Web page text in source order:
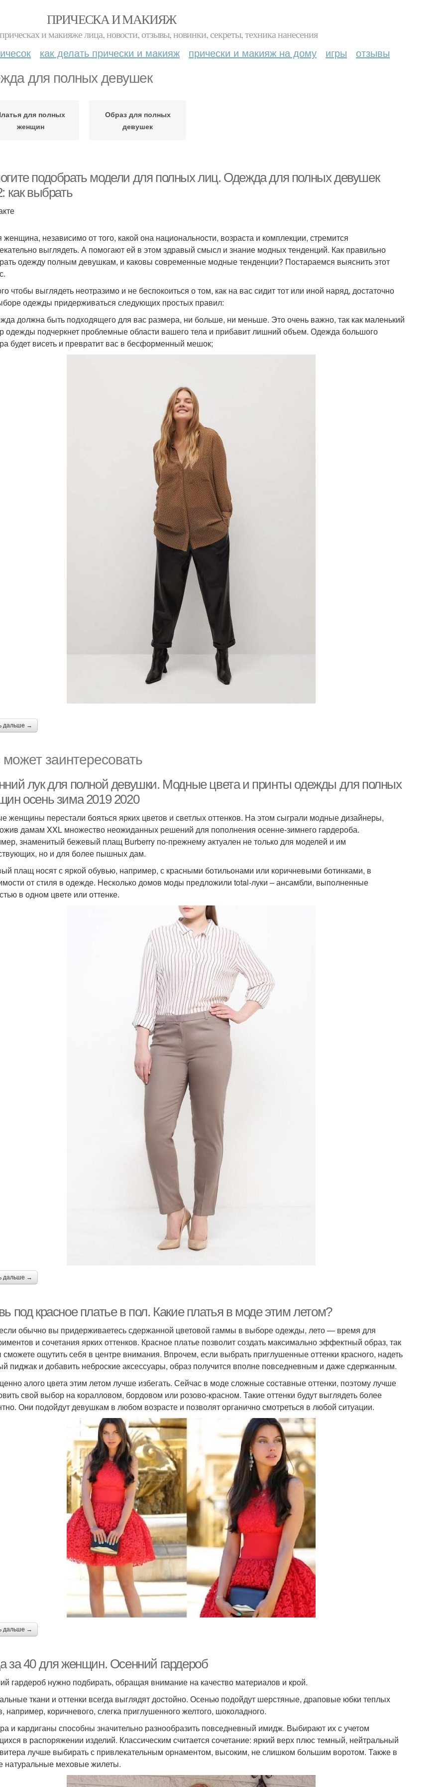
ПРИЧЕСКА И МАКИЯЖ
и макияже лица, новости, отзывы, новинки, секреты, техника нанесения
как делать прически и макияж прически и макияж на дому игры отзывы
для полных девушек
для полных
женщин
Образ для полных
девушек
подобрать модели для полных лиц. Одежда для полных девушек
как выбрать
независимо от того, какой она национальности, возраста и комплекции, стремится
выглядеть. А помогают ей в этом здравый смысл и знание модных тенденций. Как правильно
одежду полным девушкам, и каковы современные модные тенденции? Постараемся выяснить этот
чтобы выглядеть неотразимо и не беспокоиться о том, как на вас сидит тот или иной наряд, достаточно
одежды придерживаться следующих простых правил:
должна быть подходящего для вас размера, ни больше, ни меньше. Это очень важно, так как маленький
одежды подчеркнет проблемные области вашего тела и прибавит лишний объем. Одежда большого
будет висеть и превратит вас в бесформенный мешок;
дальше →
заинтересовать
лук для полной девушки. Модные цвета и принты одежды для полных
осень зима 2019 2020
женщины перестали бояться ярких цветов и светлых оттенков. На этом сыграли модные дизайнеры,
дамам XXL множество неожиданных решений для пополнения осенне-зимнего гардероба.
знаменитый бежевый плащ Burberry по-прежнему актуален не только для моделей и им
но и для более пышных дам.
плащ носят с яркой обувью, например, с красными ботильонами или коричневыми ботинками, в
от стиля в одежде. Несколько домов моды предложили total-луки – ансамбли, выполненные
в одном цвете или оттенке.
дальше →
под красное платье в пол. Какие платья в моде этим летом?
обычно вы придерживаетесь сдержанной цветовой гаммы в выборе одежды, лето — время для
и сочетания ярких оттенков. Красное платье позволит создать максимально эффектный образ, так
сможете ощутить себя в центре внимания. Впрочем, если выбрать приглушенные оттенки красного, надеть
пиджак и добавить неброские аксессуары, образ получится вполне повседневным и даже сдержанным.
алого цвета этим летом лучше избегать. Сейчас в моде сложные составные оттенки, поэтому лучше
свой выбор на коралловом, бордовом или розово-красном. Такие оттенки будут выглядеть более
Они подойдут девушкам в любом возрасте и позволят органично смотреться в любой ситуации.
дальше →
за 40 для женщин. Осенний гардероб
гардероб нужно подбирать, обращая внимание на качество материалов и крой.
ткани и оттенки всегда выглядят достойно. Осенью подойдут шерстяные, драповые юбки теплых
например, коричневого, слегка приглушенного желтого, шоколадного.
и кардиганы способны значительно разнообразить повседневный имидж. Выбирают их с учетом
в распоряжении изделий. Классическим считается сочетание: яркий верх плюс темный, нейтральный
лучше выбирать с привлекательным орнаментом, высоким, не слишком большим воротом. Также в
натуральные меховые жилеты.